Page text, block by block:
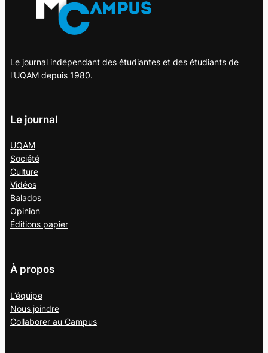
Le journal indépendant des étudiantes et des étudiants de
l'UQAM depuis 1980.
Le journal
UQAM
Société
Culture
Vidéos
Balados
Opinion
Éditions papier
À propos
L’équipe
Nous joindre
Collaborer au Campus